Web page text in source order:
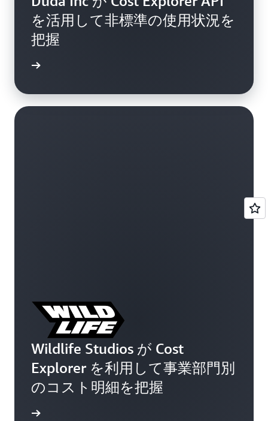
を活用して非標準の使用状況を
把握
Wildlife Studios が Cost
Explorer を利用して事業部門別
のコスト明細を把握